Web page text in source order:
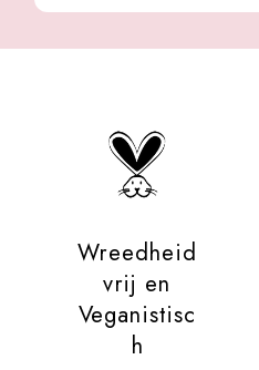
Wreedheid
vrij en
Veganistisc
h